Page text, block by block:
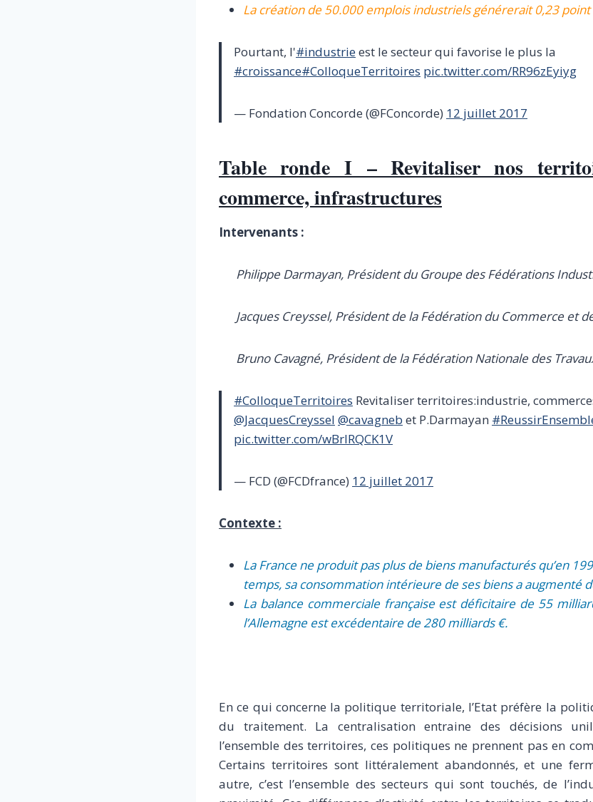
La création de 50.000 emplois industriels générerait 0,23 point
Pourtant, l'#industrieest le secteur qui favorise le plus la
#croissance#ColloqueTerritoires pic.twitter.com/RR96zEyiyg
— Fondation Concorde (@FConcorde) 12 juillet 2017
Table ronde I – Revitaliser nos
commerce, infrastructures
Intervenants :
Philippe Darmayan, Président du Groupe des Fédérations
Jacques Creyssel, Président de la Fédération du Commerce et
Bruno Cavagné, Président de la Fédération Nationale des
#ColloqueTerritoires Revitaliser territoires:industrie,
@JacquesCreyssel @cavagneb et P.Darmayan
pic.twitter.com/wBrIRQCK1V
— FCD (@FCDfrance) 12 juillet 2017
Contexte :
La France ne produit pas plus de biens manufacturés qu’en
temps, sa consommation intérieure de ses biens a augmenté
La balance commerciale française est déficitaire de 55
l’Allemagne est excédentaire de 280 milliards €.
En ce qui concerne la politique territoriale, l’Etat préfère la
du traitement. La centralisation entraine des décisions
l’ensemble des territoires, ces politiques ne prennent pas en
Certains territoires sont littéralement abandonnés, et une
autre, c’est l’ensemble des secteurs qui sont touchés, de